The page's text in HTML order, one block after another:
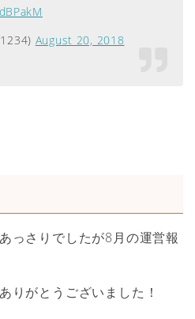
August 20, 2018
っさりでしたが8月の運営報
りがとうございました！